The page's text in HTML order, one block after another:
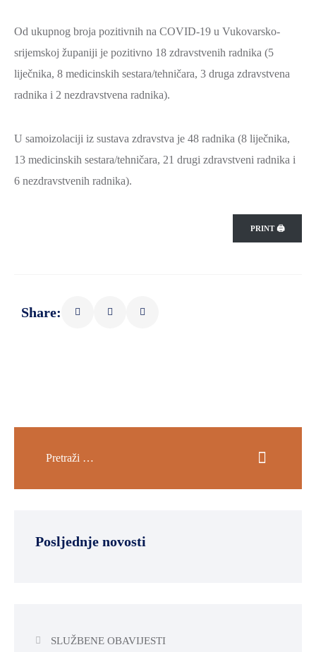
Od ukupnog broja pozitivnih na COVID-19 u Vukovarsko-
srijemskoj županiji je pozitivno 18 zdravstvenih radnika (5
liječnika, 8 medicinskih sestara/tehničara, 3 druga zdravstvena
radnika i 2 nezdravstvena radnika).
U samoizolaciji iz sustava zdravstva je 48 radnika (8 liječnika,
13 medicinskih sestara/tehničara, 21 drugi zdravstveni radnika i
6 nezdravstvenih radnika).
PRINT 🖨
Share:
Posljednje novosti
SLUŽBENE OBAVIJESTI